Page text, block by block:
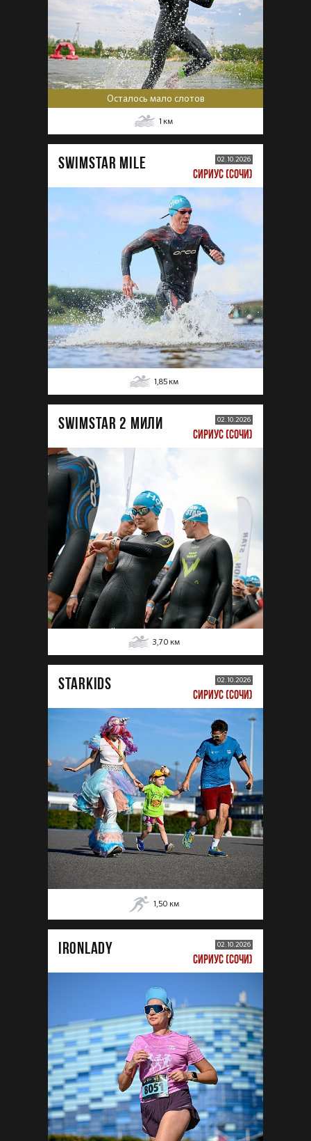
Осталось мало слотов
1 км
SWIMSTAR MILE 02.10.2026
СИРИУС (СОЧИ)
1,85 км
SWIMSTAR 2 МИЛИ 02.10.2026
СИРИУС (СОЧИ)
3,70 км
STARKIDS 02.10.2026
СИРИУС (СОЧИ)
1,50 км
IRONLADY 02.10.2026
СИРИУС (СОЧИ)